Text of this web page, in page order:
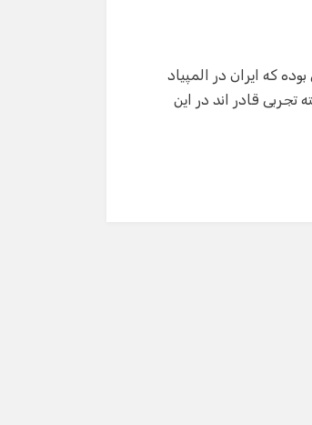
سالی بوده که ایران در المپیاد
قادر اند در این